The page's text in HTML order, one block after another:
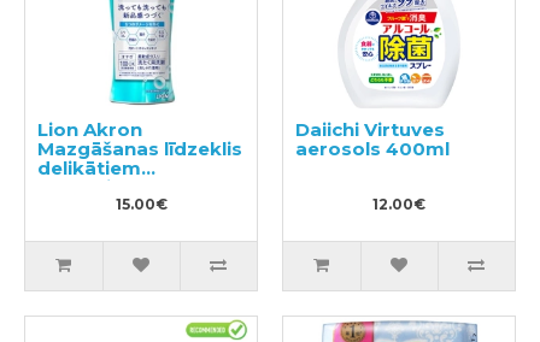
Lion Akron
Mazgāšanas līdzeklis
delikātiem
audumiem 450ml
15.00€
Daiichi Virtuves
aerosols 400ml
12.00€